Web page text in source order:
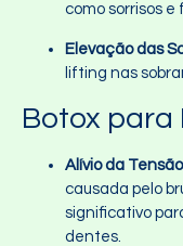
como sorrisos
Elevação das
lifting nas
Botox para
Alívio da Tensão
causada pelo
significativo
dentes.